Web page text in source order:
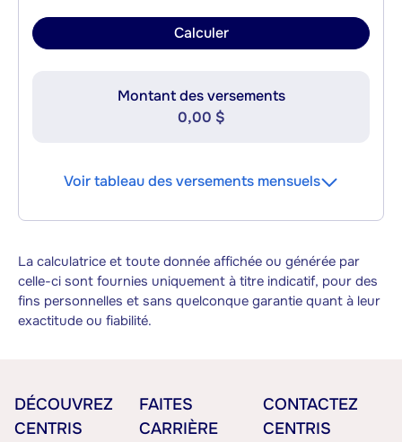
Calculer
Montant des versements
0,00 $
Voir tableau des versements mensuels
La calculatrice et toute donnée affichée ou générée par
celle-ci sont fournies uniquement à titre indicatif, pour des
fins personnelles et sans quelconque garantie quant à leur
exactitude ou fiabilité.
DÉCOUVREZ
CENTRIS
FAITES
CARRIÈRE
CONTACTEZ
CENTRIS